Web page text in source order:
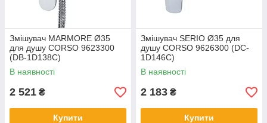
Змішувач MARMORE Ø35
для душу CORSO 9623300
(DB-1D138C)
В наявності
2 521 ₴
Купити
Змішувач SERIO Ø35 для
душу CORSO 9626300 (DC-
1D146C)
В наявності
2 183 ₴
Купити